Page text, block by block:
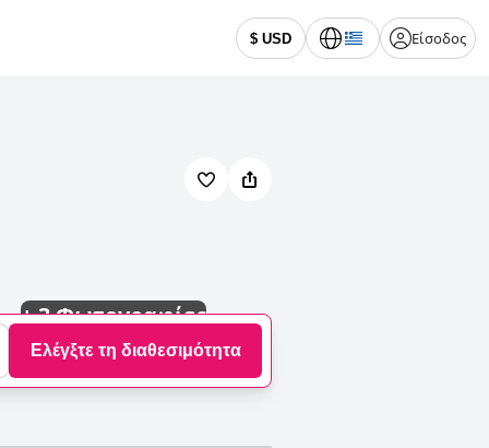
$ USD Είσοδος
+3 Φωτογραφίες
Ελέγξτε τη διαθεσιμότητα